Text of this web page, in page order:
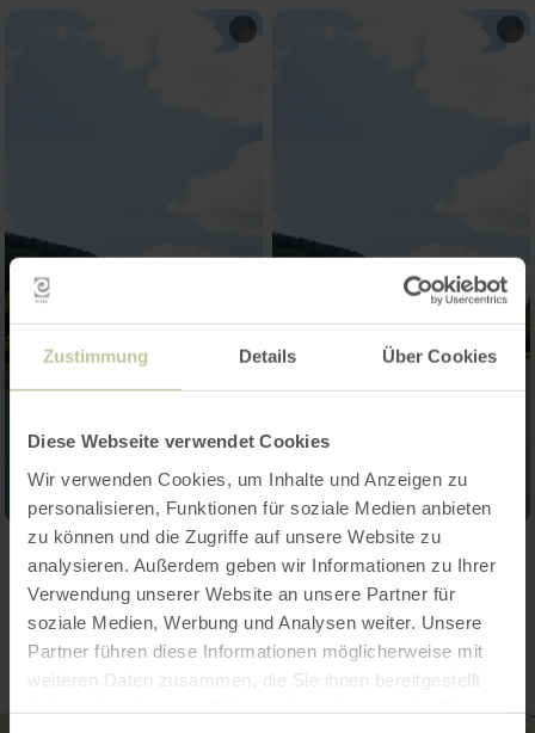
Zustimmung Details Über Cookies
Diese Webseite verwendet Cookies
Wir verwenden Cookies, um Inhalte und Anzeigen zu
personalisieren, Funktionen für soziale Medien anbieten
zu können und die Zugriffe auf unsere Website zu
analysieren. Außerdem geben wir Informationen zu Ihrer
Verwendung unserer Website an unsere Partner für
soziale Medien, Werbung und Analysen weiter. Unsere
Partner führen diese Informationen möglicherweise mit
weiteren Daten zusammen, die Sie ihnen bereitgestellt
Contact